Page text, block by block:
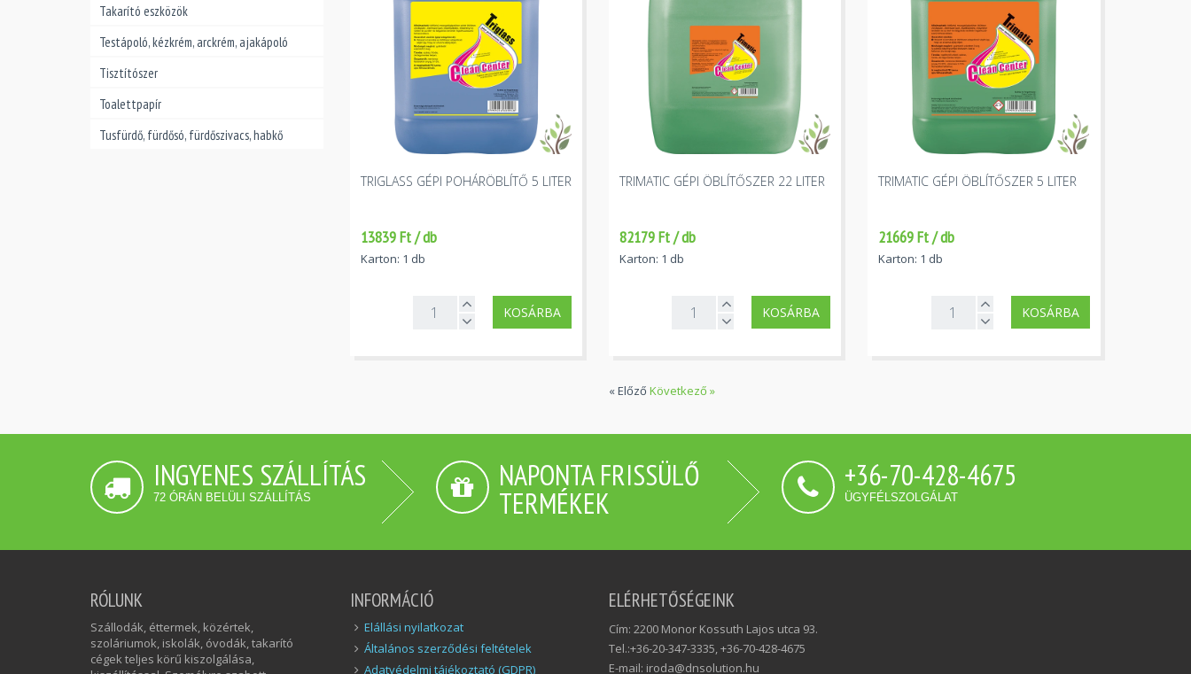
Takarító eszközök
Testápoló, kézkrém, arckrém, ajakápoló
Tisztítószer
Toalettpapír
Tusfürdő, fürdősó, fürdőszivacs, habkő
TRIGLASS GÉPI POHÁRÖBLÍTŐ 5 LITER
13839 Ft / db
Karton: 1 db
KOSÁRBA
TRIMATIC GÉPI ÖBLÍTŐSZER 22 LITER
82179 Ft / db
Karton: 1 db
KOSÁRBA
TRIMATIC GÉPI ÖBLÍTŐSZER 5 LITER
21669 Ft / db
Karton: 1 db
KOSÁRBA
« ElőzőKövetkező »
INGYENES SZÁLLÍTÁS
72 ÓRÁN BELÜLI SZÁLLÍTÁS
NAPONTA FRISSÜLŐ
TERMÉKEK
+36-70-428-4675
ÜGYFÉLSZOLGÁLAT
RÓLUNK
Szállodák, éttermek, közértek,
szoláriumok, iskolák, óvodák, takarító
cégek teljes körű kiszolgálása,
INFORMÁCIÓ
Elállási nyilatkozat
Általános szerződési feltételek
Adatvédelmi tájékoztató (GDPR)
ELÉRHETŐSÉGEINK
Cím: 2200 Monor Kossuth Lajos utca 93.
Tel.:+36-20-347-3335, +36-70-428-4675
E-mail: iroda@dnsolution.hu